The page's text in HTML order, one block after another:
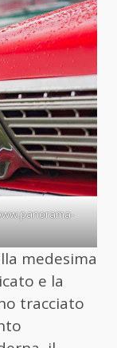
medesima
e la
tracciato